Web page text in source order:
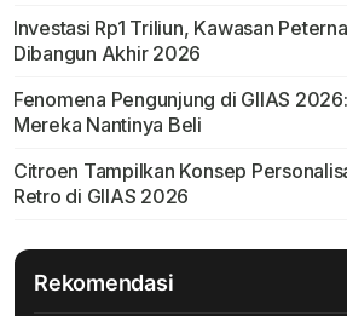
Investasi Rp1 Triliun, Kawasan
Dibangun Akhir 2026
Fenomena Pengunjung di GIIAS
Mereka Nantinya Beli
Citroen Tampilkan Konsep
Retro di GIIAS 2026
Rekomendasi